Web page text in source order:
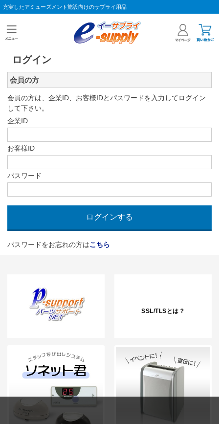
充実したアミューズメント施設向けのサプライ用品
ログイン
会員の方
会員の方は、企業ID、お客様IDとパスワードを入力してログイン
して下さい。
企業ID
お客様ID
パスワード
パスワードをお忘れの方はこちら
SSL/TLSとは？